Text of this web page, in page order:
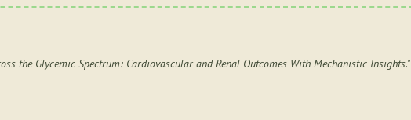
the Glycemic Spectrum: Cardiovascular and Renal Outcomes With Mechanistic Insights."